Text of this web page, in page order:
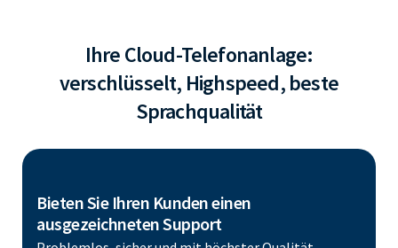
Ihre Cloud-Telefonanlage:
verschlüsselt, Highspeed, beste
Sprachqualität
Bieten Sie Ihren Kunden einen
ausgezeichneten Support